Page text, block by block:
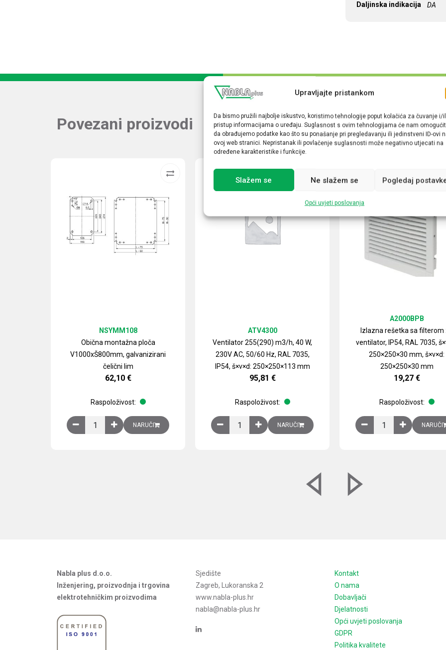
Upravljajte pristankom
Da bismo pružili najbolje iskustvo, koristimo tehnologije poput kolačića za čuvanje i/
pristup informacijama o uređaju. Suglasnost s ovim tehnologijama će nam
da obrađujemo podatke kao što su ponašanje pri pregledavanju ili jedinstveni ID-ovi
ovoj web stranici. Nepristanak ili povlačenje suglasnosti može negativno utjecati na
određene karakteristike i funkcije.
Slažem se Ne slažem se Pogledaj
Opći uvjeti poslovanja
Daljinska indikacija DA
Povezani proizvodi
Obična montažna ploča
V1000xŠ800mm, galvanizirani
čelični lim
NSYMM108
62,10 €
Raspoloživost:
Obična montažna ploča V1000xŠ800mm, galvanizirani čelični lim količina
NARUČI
Ventilator 255(290) m3/h, 40 W,
230V AC, 50/60 Hz, RAL 7035,
IP54, š×v×d: 250×250×113 mm
ATV4300
95,81 €
Raspoloživost:
Ventilator 255(290) m3/h, 40 W, 230V AC, 50/60 Hz, RAL 7035,
NARUČI
Izlazna rešetka sa filterom
ventilator, IP54, RAL 7035,
250×250×30 mm, š×v×d:
250×250×30 mm
A2000BPB
19,27 €
Raspoloživost:
Izlazna rešetka saNARUČI
Nabla plus d.o.o.
Inženjering, proizvodnja i trgovina
elektrotehničkim proizvodima
Sjedište
Zagreb, Lukoranska 2
www.nabla-plus.hr
nabla@nabla-plus.hr
Kontakt
O nama
Dobavljači
Djelatnosti
Opći uvjeti poslovanja
GDPR
Politika kvalitete